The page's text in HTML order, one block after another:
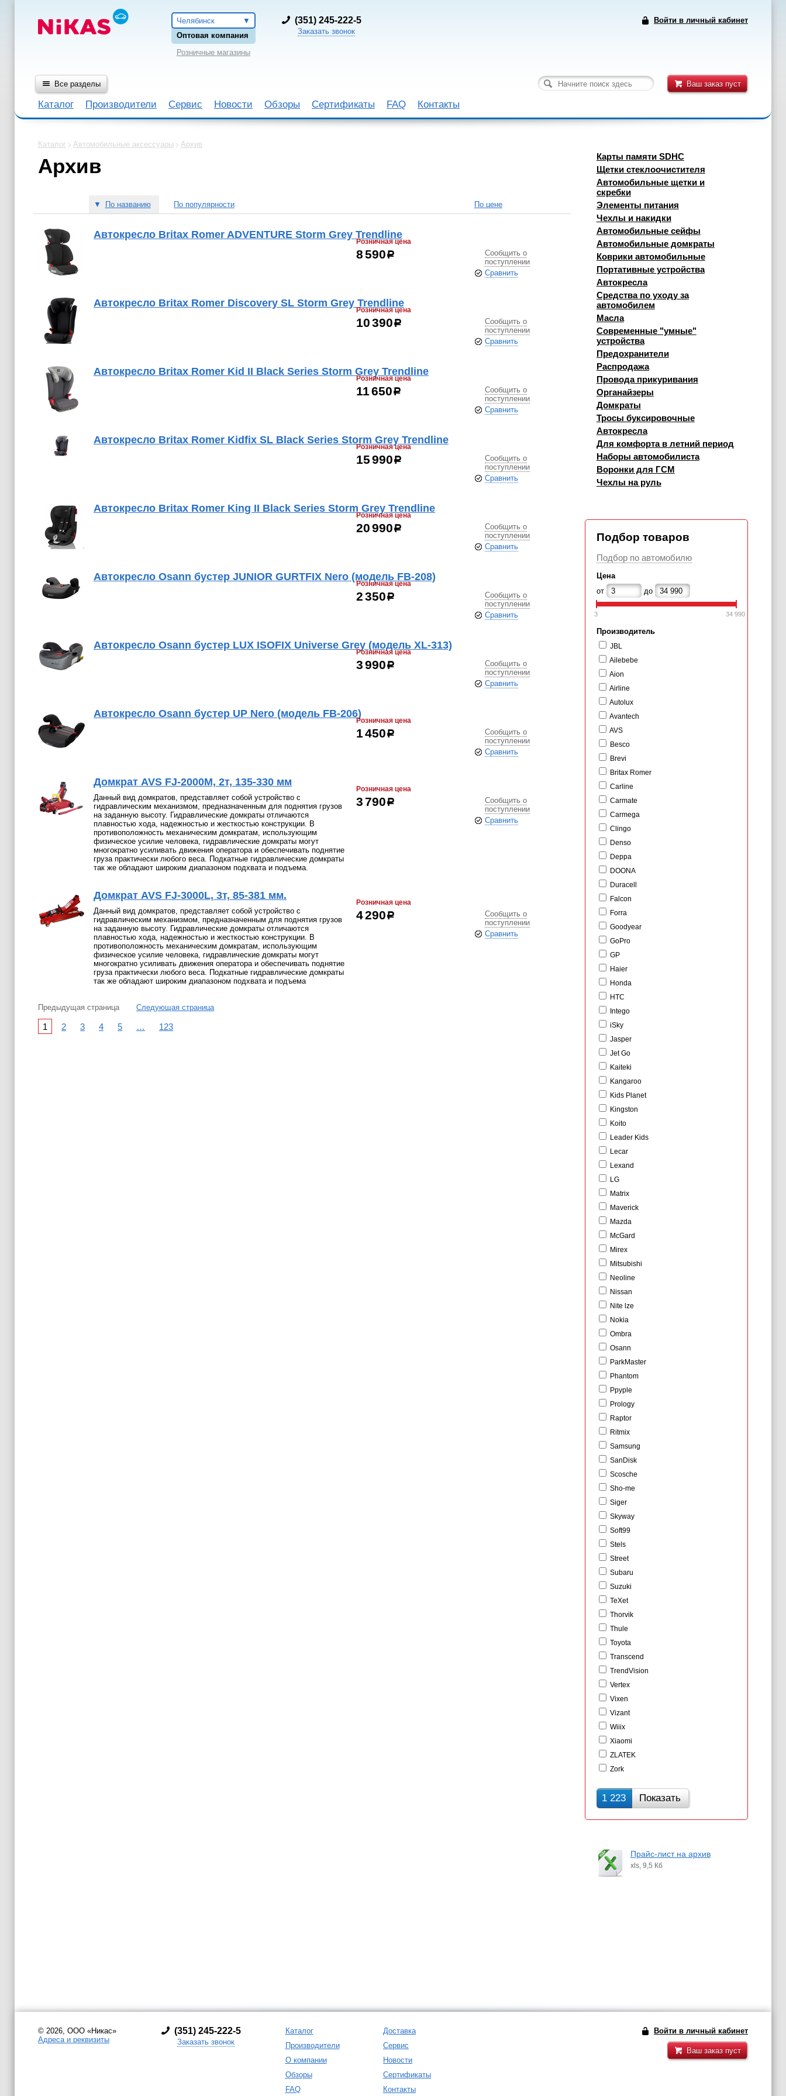
Войти в личный кабинет
Челябинск
Оптовая компания
Розничные магазины
(351) 245-222-5
Заказать звонок
Ваш заказ пуст
Все разделы
Каталог Производители Сервис Новости Обзоры Сертификаты FAQ Контакты
Каталог Автомобильные аксессуары Архив
Архив
По цене
▼ По названию По популярности
Автокресло Britax Romer ADVENTURE Storm Grey Trendline
Розничная цена
8 590р
Сообщить о
поступлении
Сравнить
Автокресло Britax Romer Discovery SL Storm Grey Trendline
Розничная цена
10 390р
Сообщить о
поступлении
Сравнить
Автокресло Britax Romer Kid II Black Series Storm Grey Trendline
Розничная цена
11 650р
Сообщить о
поступлении
Сравнить
Автокресло Britax Romer Kidfix SL Black Series Storm Grey Trendline
Розничная цена
15 990р
Сообщить о
поступлении
Сравнить
Автокресло Britax Romer King II Black Series Storm Grey Trendline
Розничная цена
20 990р
Сообщить о
поступлении
Сравнить
Автокресло Osann бустер JUNIOR GURTFIX Nero (модель FB-208)
Розничная цена
2 350р
Сообщить о
поступлении
Сравнить
Автокресло Osann бустер LUX ISOFIX Universe Grey (модель XL-313)
Розничная цена
3 990р
Сообщить о
поступлении
Сравнить
Автокресло Osann бустер UP Nero (модель FB-206)
Розничная цена
1 450р
Сообщить о
поступлении
Сравнить
Домкрат AVS FJ-2000M, 2т, 135-330 мм
Данный вид домкратов, представляет собой устройство с
гидравлическим механизмом, предназначенным для поднятия грузов
на заданную высоту. Гидравлические домкраты отличаются
плавностью хода, надежностью и жесткостью конструкции. В
противоположность механическим домкратам, использующим
физическое усилие человека, гидравлические домкраты могут
многократно усиливать движения оператора и обеспечивать поднятие
груза практически любого веса. Подкатные гидравлические домкраты
так же обладают широким диапазоном подхвата и подъема.
Розничная цена
3 790р
Сообщить о
поступлении
Сравнить
Домкрат AVS FJ-3000L, 3т, 85-381 мм.
Данный вид домкратов, представляет собой устройство с
гидравлическим механизмом, предназначенным для поднятия грузов
на заданную высоту. Гидравлические домкраты отличаются
плавностью хода, надежностью и жесткостью конструкции. В
противоположность механическим домкратам, использующим
физическое усилие человека, гидравлические домкраты могут
многократно усиливать движения оператора и обеспечивать поднятие
груза практически любого веса. Подкатные гидравлические домкраты
так же обладают широким диапазоном подхвата и подъема
Розничная цена
4 290р
Сообщить о
поступлении
Сравнить
Предыдущая страница Следующая страница
1 2 3 4 5 … 123
Карты памяти SDHC
Щетки стеклоочистителя
Автомобильные щетки и
скребки
Элементы питания
Чехлы и накидки
Автомобильные сейфы
Автомобильные домкраты
Коврики автомобильные
Портативные устройства
Автокресла
Средства по уходу за
автомобилем
Масла
Современные "умные"
устройства
Предохранители
Распродажа
Провода прикуривания
Органайзеры
Домкраты
Тросы буксировочные
Автокресла
Для комфорта в летний период
Наборы автомобилиста
Воронки для ГСМ
Чехлы на руль
Подбор товаров
Подбор по автомобилю
Цена
от
до
3 34 990
Производитель
JBL
Ailebebe
Aion
Airline
Autolux
Avantech
AVS
Besco
Brevi
Britax Romer
Carline
Carmate
Carmega
Clingo
Denso
Deppa
DOONA
Duracell
Falcon
Forra
Goodyear
GoPro
GP
Haier
Honda
HTC
Intego
iSky
Jasper
Jet Go
Kaiteki
Kangaroo
Kids Planet
Kingston
Koito
Leader Kids
Lecar
Lexand
LG
Matrix
Maverick
Mazda
McGard
Mirex
Mitsubishi
Neoline
Nissan
Nite lze
Nokia
Ombra
Osann
ParkMaster
Phantom
Ppyple
Prology
Raptor
Ritmix
Samsung
SanDisk
Scosche
Sho-me
Siger
Skyway
Soft99
Stels
Street
Subaru
Suzuki
TeXet
Thorvik
Thule
Toyota
Transcend
TrendVision
Vertex
Vixen
Vizant
Wiiix
Xiaomi
ZLATEK
Zork
1 223 Показать
Прайс-лист на архив
xls, 9,5 Кб
Войти в личный кабинет
Ваш заказ пуст
© 2026, ООО «Никас»
Адреса и реквизиты
(351) 245-222-5
Заказать звонок
Каталог
Доставка
Производители
Сервис
О компании
Новости
Обзоры
Сертификаты
FAQ
Контакты